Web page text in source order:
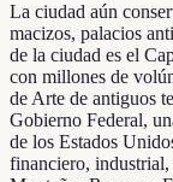
La ciudad aún
macizos, palacios
de la ciudad es el
con millones de
de Arte de antiguos
Gobierno Federal,
de los Estados
financiero, industrial,